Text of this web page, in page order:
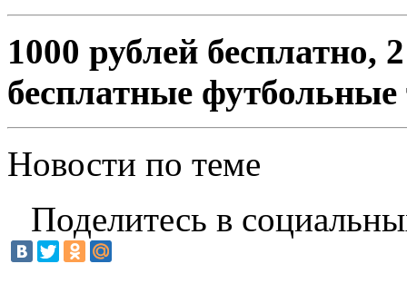
1000 рублей
бесплатные
Новости по теме
Поделитесь в